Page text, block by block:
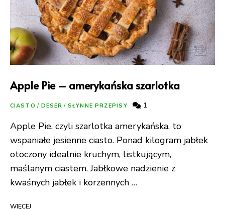
Apple Pie – amerykańska szarlotka
CIASTO / DESER / SŁYNNE PRZEPISY 1
Apple Pie, czyli szarlotka amerykańska, to
wspaniałe jesienne ciasto. Ponad kilogram jabłek
otoczony idealnie kruchym, listkującym,
maślanym ciastem. Jabłkowe nadzienie z
kwaśnych jabłek i korzennych …
WIĘCEJ